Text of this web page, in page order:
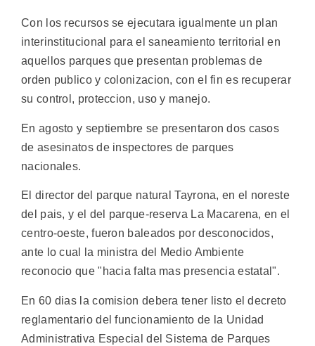
Con los recursos se ejecutara igualmente un plan
interinstitucional para el saneamiento territorial en
aquellos parques que presentan problemas de
orden publico y colonizacion, con el fin es recuperar
su control, proteccion, uso y manejo.
En agosto y septiembre se presentaron dos casos
de asesinatos de inspectores de parques
nacionales.
El director del parque natural Tayrona, en el noreste
del pais, y el del parque-reserva La Macarena, en el
centro-oeste, fueron baleados por desconocidos,
ante lo cual la ministra del Medio Ambiente
reconocio que "hacia falta mas presencia estatal".
En 60 dias la comision debera tener listo el decreto
reglamentario del funcionamiento de la Unidad
Administrativa Especial del Sistema de Parques